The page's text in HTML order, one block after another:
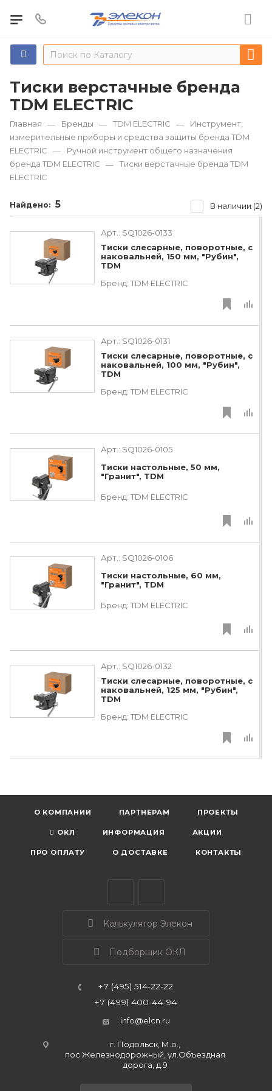
Тиски верстачные бренда
TDM ЕLECTRIC
Главная — Бренды — TDM ЕLECTRIC —
Инструмент,
измерительные приборы и средства защиты бренда TDM
ЕLECTRIC
—
Ручной инструмент общего назначения
бренда TDM ЕLECTRIC
—
Тиски верстачные бренда TDM
ЕLECTRIC
Найдено: 5 В наличии (2)
Арт.: SQ1026-0133
Тиски слесарные, поворотные, c
наковальней, 150 мм, "Рубин",
TDM
Бренд: TDM ЕLECTRIC
Арт.: SQ1026-0131
Тиски слесарные, поворотные, c
наковальней, 100 мм, "Рубин",
TDM
Бренд: TDM ЕLECTRIC
Арт.: SQ1026-0105
Тиски настольные, 50 мм,
"Гранит", TDM
Бренд: TDM ЕLECTRIC
Арт.: SQ1026-0106
Тиски настольные, 60 мм,
"Гранит", TDM
Бренд: TDM ЕLECTRIC
Арт.: SQ1026-0132
Тиски слесарные, поворотные, c
наковальней, 125 мм, "Рубин",
TDM
Бренд: TDM ЕLECTRIC
О КОМПАНИИ ПАРТНЕРАМ ПРОЕКТЫ
ОКЛ ИНФОРМАЦИЯ АКЦИИ
ПРО ОПЛАТУ О ДОСТАВКЕ КОНТАКТЫ
Калькулятор Элекон
Подборщик ОКЛ
+7 (495) 514-22-22
+7 (499) 400-44-94
info@elcn.ru
г. Подольск, М.о.,
пос.Железнодорожный, ул.Объездная
дорога, д.9